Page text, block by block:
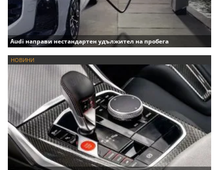
Audi направи нестандартен удължител на пробега
НОВИНИ